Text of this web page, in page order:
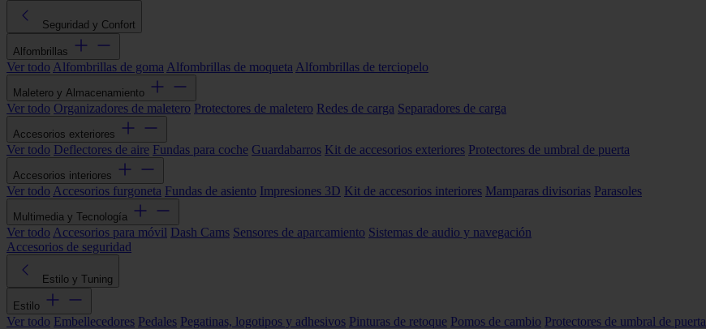
Seguridad y Confort
Alfombrillas
Ver todo Alfombrillas de goma Alfombrillas de moqueta Alfombrillas de terciopelo
Maletero y Almacenamiento
Ver todo Organizadores de maletero Protectores de maletero Redes de carga Separadores de carga
Accesorios exteriores
Ver todo Deflectores de aire Fundas para coche Guardabarros Kit de accesorios exteriores Protectores de umbral de puerta
Accesorios interiores
Ver todo Accesorios furgoneta Fundas de asiento Impresiones 3D Kit de accesorios interiores Mamparas divisorias Parasoles
Multimedia y Tecnología
Ver todo Accesorios para móvil Dash Cams Sensores de aparcamiento Sistemas de audio y navegación
Accesorios de seguridad
Estilo y Tuning
Estilo
Ver todo Embellecedores Pedales Pegatinas, logotipos y adhesivos Pinturas de retoque Pomos de cambio Protectores de umbral de puerta